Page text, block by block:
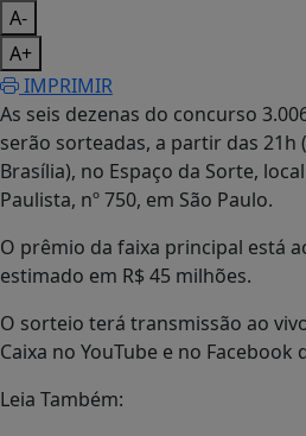
A-
A+
IMPRIMIR
As seis dezenas do concurso
serão sorteadas, a partir das 21h
Brasília), no Espaço da Sorte,
Paulista, nº 750, em São Paulo.
O prêmio da faixa principal está
estimado em R$ 45 milhões.
O sorteio terá transmissão ao
Caixa no YouTube e no Facebook
Leia Também: